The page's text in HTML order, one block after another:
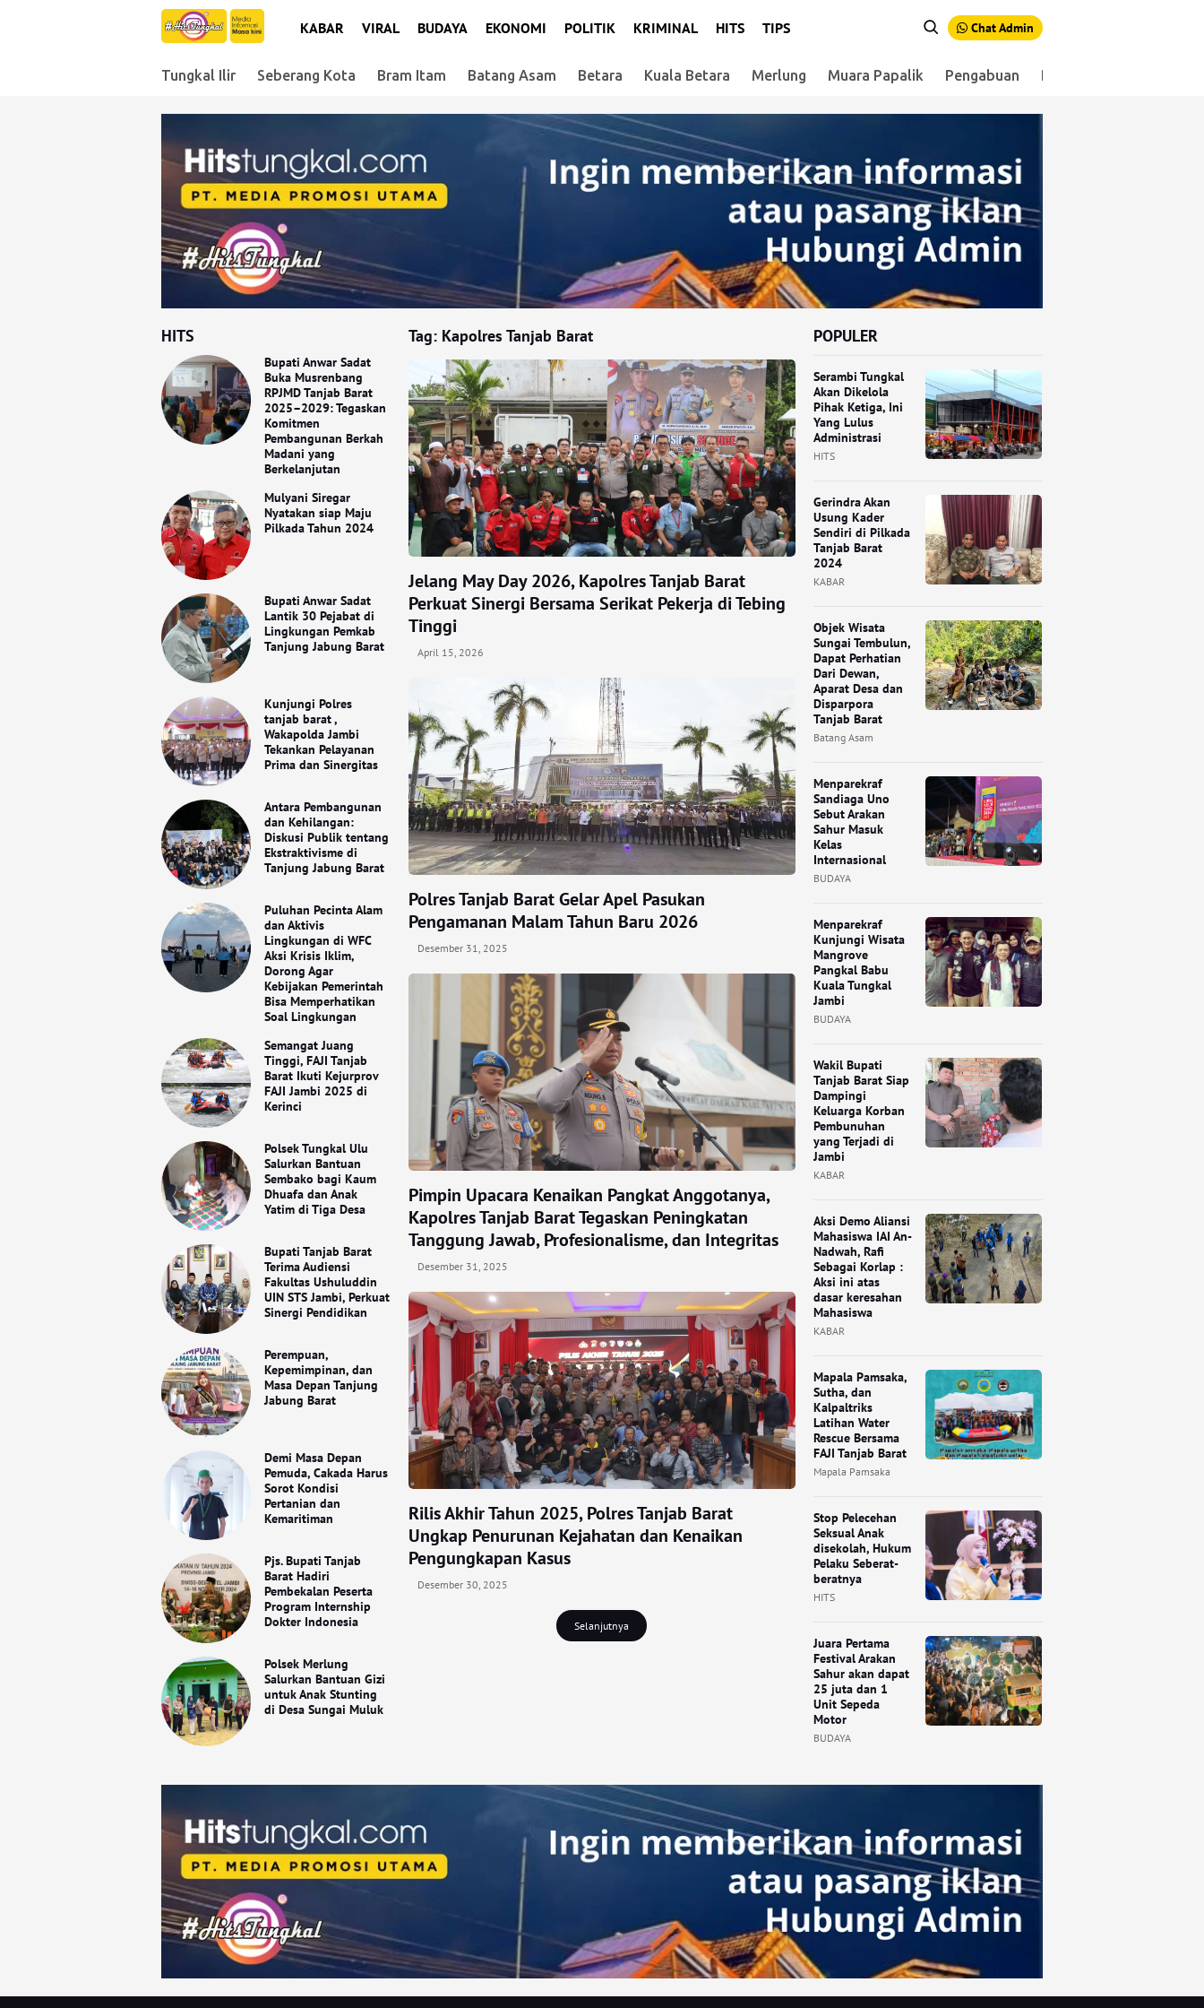
KABAR VIRAL BUDAYA EKONOMI POLITIK KRIMINAL HITS TIPS Chat Admin
Tungkal Ilir Seberang Kota Bram Itam Batang Asam Betara Kuala Betara Merlung Muara Papalik Pengabuan Renah Mendaluh
HITS
Bupati Anwar Sadat
Buka Musrenbang
RPJMD Tanjab Barat
2025–2029: Tegaskan
Komitmen
Pembangunan Berkah
Madani yang
Berkelanjutan
Mulyani Siregar
Nyatakan siap Maju
Pilkada Tahun 2024
Bupati Anwar Sadat
Lantik 30 Pejabat di
Lingkungan Pemkab
Tanjung Jabung Barat
Kunjungi Polres
tanjab barat ,
Wakapolda Jambi
Tekankan Pelayanan
Prima dan Sinergitas
Antara Pembangunan
dan Kehilangan:
Diskusi Publik tentang
Ekstraktivisme di
Tanjung Jabung Barat
Puluhan Pecinta Alam
dan Aktivis
Lingkungan di WFC
Aksi Krisis Iklim,
Dorong Agar
Kebijakan Pemerintah
Bisa Memperhatikan
Soal Lingkungan
Semangat Juang
Tinggi, FAJI Tanjab
Barat Ikuti Kejurprov
FAJI Jambi 2025 di
Kerinci
Polsek Tungkal Ulu
Salurkan Bantuan
Sembako bagi Kaum
Dhuafa dan Anak
Yatim di Tiga Desa
Bupati Tanjab Barat
Terima Audiensi
Fakultas Ushuluddin
UIN STS Jambi, Perkuat
Sinergi Pendidikan
Perempuan,
Kepemimpinan, dan
Masa Depan Tanjung
Jabung Barat
Demi Masa Depan
Pemuda, Cakada Harus
Sorot Kondisi
Pertanian dan
Kemaritiman
Pjs. Bupati Tanjab
Barat Hadiri
Pembekalan Peserta
Program Internship
Dokter Indonesia
Polsek Merlung
Salurkan Bantuan Gizi
untuk Anak Stunting
di Desa Sungai Muluk
Tag: Kapolres Tanjab Barat
Jelang May Day 2026, Kapolres Tanjab Barat
Perkuat Sinergi Bersama Serikat Pekerja di Tebing
Tinggi
April 15, 2026
Polres Tanjab Barat Gelar Apel Pasukan
Pengamanan Malam Tahun Baru 2026
Desember 31, 2025
Pimpin Upacara Kenaikan Pangkat Anggotanya,
Kapolres Tanjab Barat Tegaskan Peningkatan
Tanggung Jawab, Profesionalisme, dan Integritas
Desember 31, 2025
Rilis Akhir Tahun 2025, Polres Tanjab Barat
Ungkap Penurunan Kejahatan dan Kenaikan
Pengungkapan Kasus
Desember 30, 2025
Selanjutnya
POPULER
Serambi Tungkal
Akan Dikelola
Pihak Ketiga, Ini
Yang Lulus
Administrasi
HITS
Gerindra Akan
Usung Kader
Sendiri di Pilkada
Tanjab Barat
2024
KABAR
Objek Wisata
Sungai Tembulun,
Dapat Perhatian
Dari Dewan,
Aparat Desa dan
Disparpora
Tanjab Barat
Batang Asam
Menparekraf
Sandiaga Uno
Sebut Arakan
Sahur Masuk
Kelas
Internasional
BUDAYA
Menparekraf
Kunjungi Wisata
Mangrove
Pangkal Babu
Kuala Tungkal
Jambi
BUDAYA
Wakil Bupati
Tanjab Barat Siap
Dampingi
Keluarga Korban
Pembunuhan
yang Terjadi di
Jambi
KABAR
Aksi Demo Aliansi
Mahasiswa IAI An-
Nadwah, Rafi
Sebagai Korlap :
Aksi ini atas
dasar keresahan
Mahasiswa
KABAR
Mapala Pamsaka,
Sutha, dan
Kalpaltriks
Latihan Water
Rescue Bersama
FAJI Tanjab Barat
Mapala Pamsaka
Stop Pelecehan
Seksual Anak
disekolah, Hukum
Pelaku Seberat-
beratnya
HITS
Juara Pertama
Festival Arakan
Sahur akan dapat
25 juta dan 1
Unit Sepeda
Motor
BUDAYA